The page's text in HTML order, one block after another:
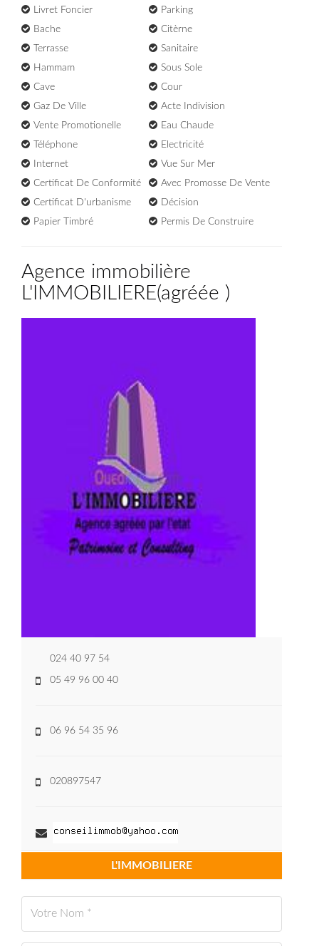
Livret Foncier
Parking
Bache
Citèrne
Terrasse
Sanitaire
Hammam
Sous Sole
Cave
Cour
Gaz De Ville
Acte Indivision
Vente Promotionelle
Eau Chaude
Téléphone
Electricité
Internet
Vue Sur Mer
Certificat De Conformité
Avec Promosse De Vente
Certificat D'urbanisme
Décision
Papier Timbré
Permis De Construire
Agence immobilière
L'IMMOBILIERE(agréée )
024 40 97 54
05 49 96 00 40
06 96 54 35 96
020897547
L'IMMOBILIERE